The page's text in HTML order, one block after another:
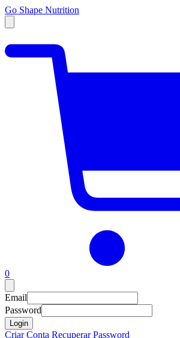
Go Shape Nutrition
0
Email
Password
Login
Criar Conta Recuperar Password